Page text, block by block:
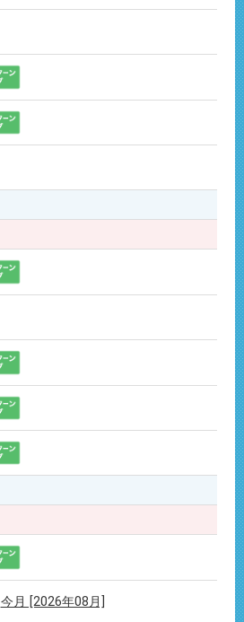
今月 [2026年08月]